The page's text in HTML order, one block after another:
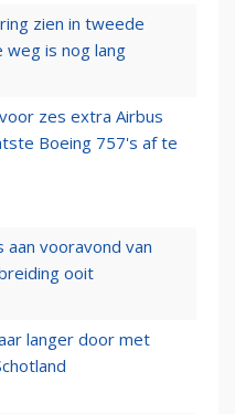
zien in tweede
weg is nog lang
zes extra Airbus
Boeing 757's af te
aan vooravond van
ooit
langer door met